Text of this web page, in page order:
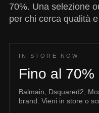
70%. Una selezione
per chi cerca qualità
IN STORE NOW
Fino al 70%
Balmain, Dsquared2,
brand. Vieni in store o